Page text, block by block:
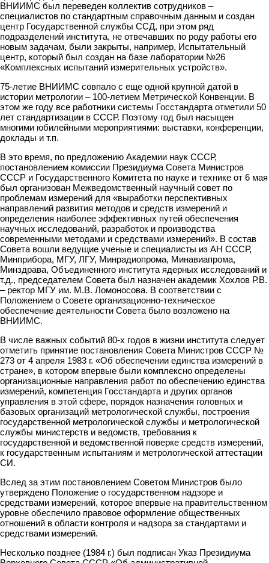
ВНИИМС был переведен коллектив сотрудников –
специалистов по стандартным справочным данным и создан
центр Государственной службы ССД, при этом ряд
подразделений института, не отвечавших по роду работы его
новым задачам, были закрыты, например, Испытательный
центр, который был создан на базе лаборатории №26
«Комплексных испытаний измерительных устройств».
75-летие ВНИИМС совпало с еще одной крупной датой в
истории метрологии – 100-летием Метрической Конвенции. В
этом же году все работники системы Госстандарта отметили 50
лет стандартизации в СССР. Поэтому год был насыщен
многими юбилейными мероприятиями: выставки, конференции,
доклады и т.п.
В это время, по предложению Академии наук СССР,
постановлением комиссии Президиума Совета Министров
СССР и Государственного Комитета по науке и технике от 6 мая
был организован Межведомственный научный совет по
проблемам измерений для «выработки перспективных
направлений развития методов и средств измерений и
определения наиболее эффективных путей обеспечения
научных исследований, разработок и производства
современными методами и средствами измерений». В состав
Совета вошли ведущие ученые и специалисты из АН СССР,
Минприбора, МГУ, ЛГУ, Минрадиопрома, Минавиапрома,
Минздрава, Объединенного института ядерных исследований и
т.д., председателем Совета был назначен академик Хохлов Р.В.
– ректор МГУ им. М.В. Ломоносова. В соответствии с
Положением о Совете организационно-техническое
обеспечение деятельности Совета было возложено на
ВНИИМС.
В числе важных событий 80-х годов в жизни института следует
отметить принятие постановления Совета Министров СССР №
273 от 4 апреля 1983 г. «Об обеспечении единства измерений в
стране», в котором впервые были комплексно определены
организационные направления работ по обеспечению единства
измерений, компетенция Госстандарта и других органов
управления в этой сфере, порядок назначения головных и
базовых организаций метрологической службы, построения
государственной метрологической службы и метрологической
службы министерств и ведомств, требования к
государственной и ведомственной поверке средств измерений,
к государственным испытаниям и метрологической аттестации
СИ.
Вслед за этим постановлением Советом Министров было
утверждено Положение о государственном надзоре и
средствами измерений, которое впервые на правительственном
уровне обеспечило правовое оформление общественных
отношений в области контроля и надзора за стандартами и
средствами измерений.
Несколько позднее (1984 г.) был подписан Указ Президиума